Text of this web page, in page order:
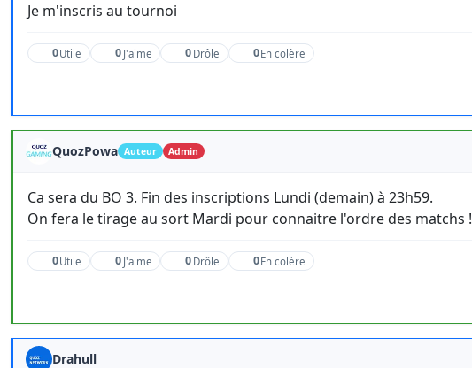
Je m'inscris au tournoi
0Utile 0 J'aime 0 Drôle 0En colère
QuozPowa Auteur Admin
Ca sera du BO 3. Fin des inscriptions Lundi (demain) à 23h59.
On fera le tirage au sort Mardi pour connaitre l'ordre des matchs !
0Utile 0 J'aime 0 Drôle 0En colère
Drahull